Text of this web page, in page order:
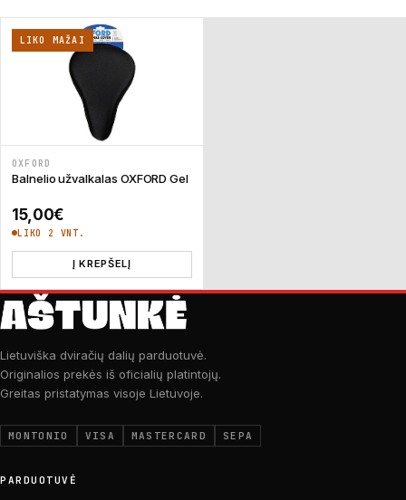
LIKO MAŽAI
OXFORD
Balnelio užvalkalas OXFORD Gel
15,00€
LIKO 2 VNT.
Į KREPŠELĮ
Lietuviška dviračių dalių parduotuvė.
Originalios prekės iš oficialių platintojų.
Greitas pristatymas visoje Lietuvoje.
MONTONIO VISA MASTERCARD SEPA
PARDUOTUVĖ